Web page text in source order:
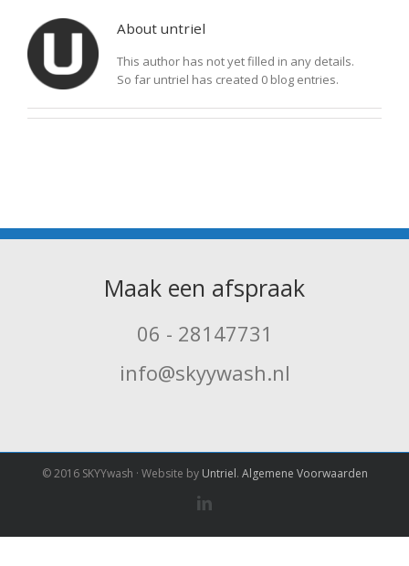
About untriel
This author has not yet filled in any details.
So far untriel has created 0 blog entries.
Maak een afspraak
06 - 28147731
info@skyywash.nl
© 2016 SKYYwash · Website by Untriel. Algemene Voorwaarden
Linkedin